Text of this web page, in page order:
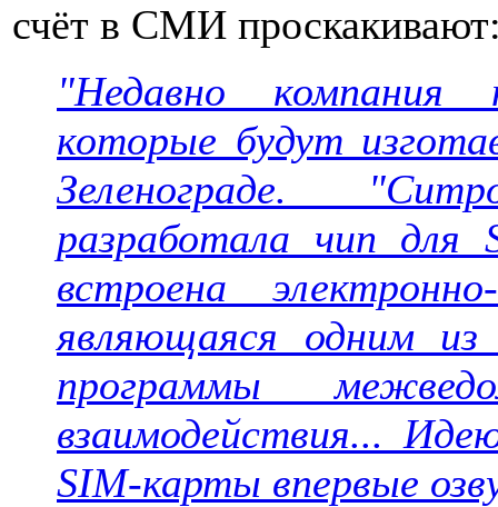
счёт в СМИ
"Недавно компания
которые будут
Зеленограде.
разработала чип
встроена
являющаяся одним из
программы
взаимодействия...
SIM-карты впервые